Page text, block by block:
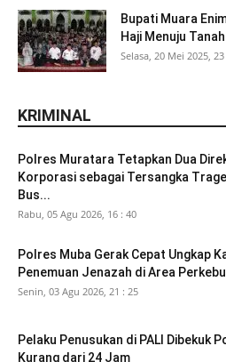
Bupati Muara
Haji Menuju
Selasa, 20 Mei 2025,
KRIMINAL
Polres Muratara Tetapkan Dua
Korporasi sebagai Tersangka
Bus...
Rabu, 05 Agu 2026, 16 : 40
Polres Muba Gerak Cepat Ungkap
Penemuan Jenazah di Area
Senin, 03 Agu 2026, 21 : 25
Pelaku Penusukan di PALI Dibekuk
Kurang dari 24 Jam